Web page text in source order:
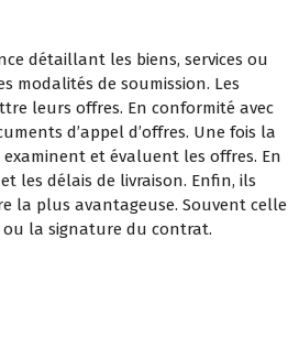
détaillant les biens, services ou
modalités de soumission. Les
leurs offres. En conformité avec
d’appel d’offres. Une fois la
et évaluent les offres. En
les délais de livraison. Enfin, ils
la plus avantageuse. Souvent celle
la signature du contrat.